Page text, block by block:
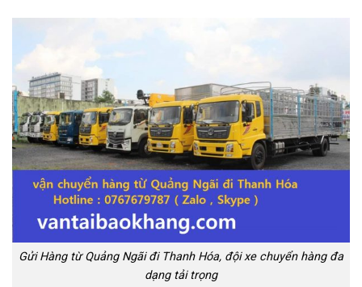
Gửi Hàng từ Quảng Ngãi đi Thanh Hóa, đội xe chuyển hàng đa
dạng tải trọng